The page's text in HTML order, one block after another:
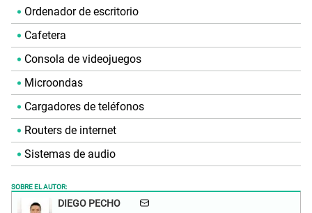
Ordenador de escritorio
Cafetera
Consola de videojuegos
Microondas
Cargadores de teléfonos
Routers de internet
Sistemas de audio
SOBRE EL AUTOR:
DIEGO PECHO